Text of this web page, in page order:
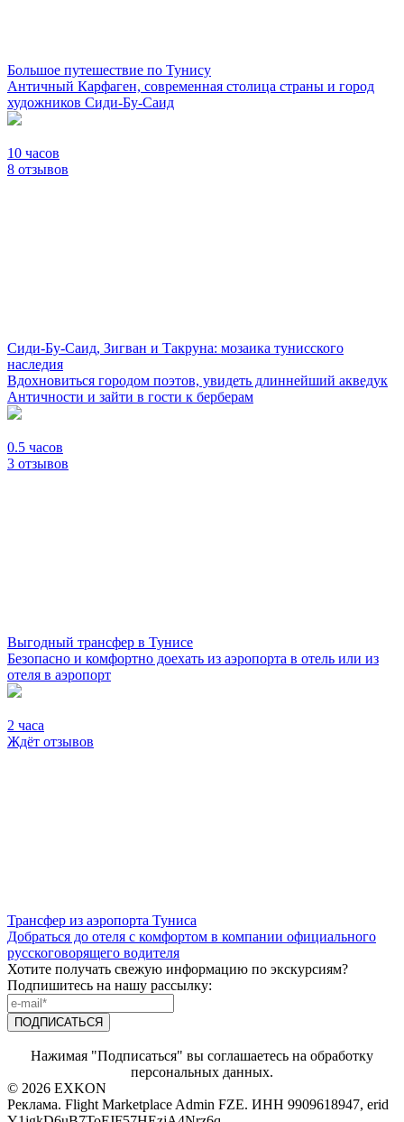
Большое путешествие по Тунису
Античный Карфаген, современная столица страны и город
художников Сиди-Бу-Саид
10 часов
8 отзывов
Сиди-Бу-Саид, Зигван и Такруна: мозаика тунисского
наследия
Вдохновиться городом поэтов, увидеть длиннейший акведук
Античности и зайти в гости к берберам
0.5 часов
3 отзывов
Выгодный трансфер в Тунисе
Безопасно и комфортно доехать из аэропорта в отель или из
отеля в аэропорт
2 часа
Ждёт отзывов
Трансфер из аэропорта Туниса
Добраться до отеля с комфортом в компании официального
русскоговорящего водителя
Хотите получать свежую информацию по экскурсиям?
Подпишитесь на нашу рассылку:
Нажимая "Подписаться" вы соглашаетесь на обработку
персональных данных.
© 2026 EXKON
Реклама. Flight Marketplace Admin FZE. ИНН 9909618947, erid